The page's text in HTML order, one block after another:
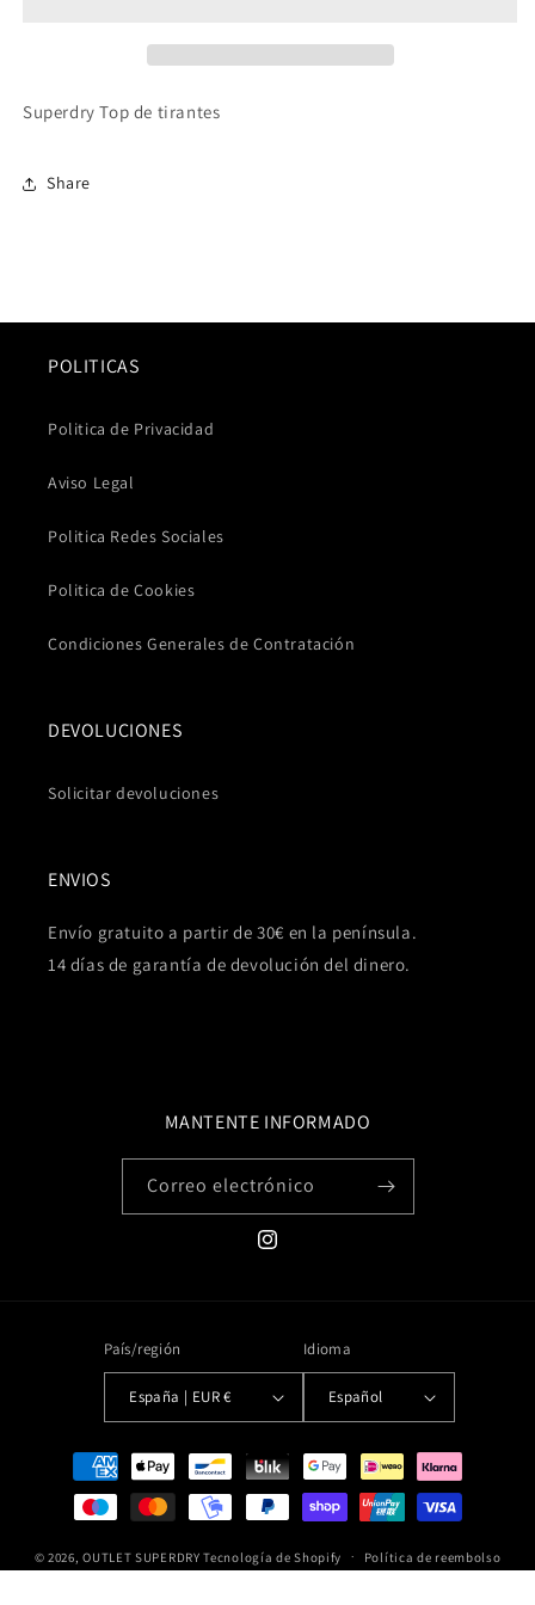
Superdry Top de tirantes
Share
POLITICAS
Politica de Privacidad
Aviso Legal
Politica Redes Sociales
Politica de Cookies
Condiciones Generales de Contratación
DEVOLUCIONES
Solicitar devoluciones
ENVIOS
Envío gratuito a partir de 30€ en la península.
14 días de garantía de devolución del dinero.
MANTENTE INFORMADO
Correo electrónico
Instagram
País/región
España | EUR €
Idioma
Español
Formas
pago
© 2026,OUTLET SUPERDRY Tecnología de Shopify Política de reembolso